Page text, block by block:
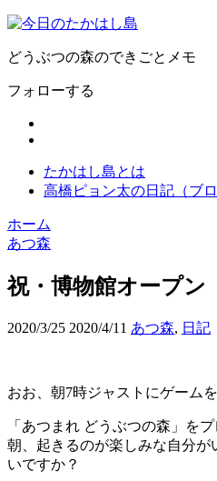
どうぶつの森のできごとメモ
フォローする
たかはし島とは
高橋ピョン太の日記（ブロ
ホーム
あつ森
祝・博物館オープン
2020/3/25 2020/4/11 あつ森, 日記
おお、朝7時ジャストにゲーム
「あつまれ どうぶつの森」を
朝、起きるのが楽しみな自分
いですか？